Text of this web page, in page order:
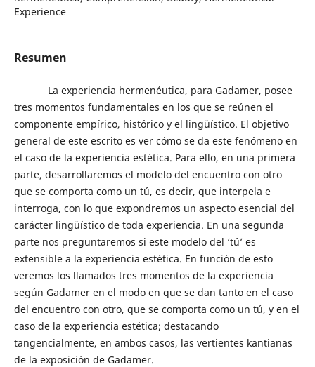
Experience
Resumen
La experiencia hermenéutica, para Gadamer, posee
tres momentos fundamentales en los que se reúnen el
componente empírico, histórico y el lingüístico. El objetivo
general de este escrito es ver cómo se da este fenómeno en
el caso de la experiencia estética. Para ello, en una primera
parte, desarrollaremos el modelo del encuentro con otro
que se comporta como un tú, es decir, que interpela e
interroga, con lo que expondremos un aspecto esencial del
carácter lingüístico de toda experiencia. En una segunda
parte nos preguntaremos si este modelo del ‘tú’ es
extensible a la experiencia estética. En función de esto
veremos los llamados tres momentos de la experiencia
según Gadamer en el modo en que se dan tanto en el caso
del encuentro con otro, que se comporta como un tú, y en el
caso de la experiencia estética; destacando
tangencialmente, en ambos casos, las vertientes kantianas
de la exposición de Gadamer.